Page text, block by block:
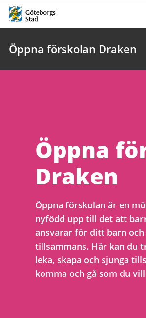
Öppna förskolan Draken
Öppna
Draken
Öppna förskolan är en
nyfödd upp till det att
ansvarar för ditt barn
tillsammans. Här kan du
leka, skapa och sjunga
komma och gå som du